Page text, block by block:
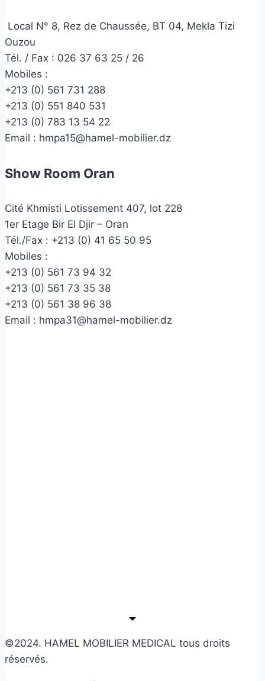
Local N° 8, Rez de Chaussée, BT 04, Mekla Tizi
Ouzou
Tél. / Fax : 026 37 63 25 / 26
Mobiles :
+213 (0) 561 731 288
+213 (0) 551 840 531
+213 (0) 783 13 54 22
Email : hmpa15@hamel-mobilier.dz
Show Room Oran
Cité Khmisti Lotissement 407, lot 228
1er Etage Bir El Djir – Oran
Tél./Fax : +213 (0) 41 65 50 95
Mobiles :
+213 (0) 561 73 94 32
+213 (0) 561 73 35 38
+213 (0) 561 38 96 38
Email : hmpa31@hamel-mobilier.dz
©2024. HAMEL MOBILIER MEDICAL tous droits
réservés.